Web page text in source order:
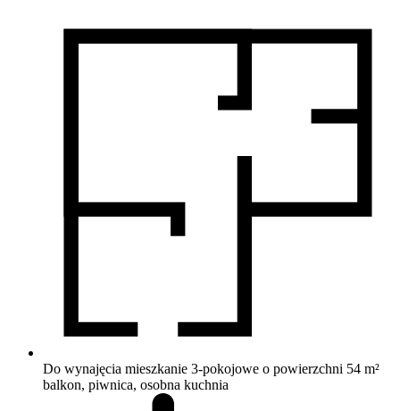
Do wynajęcia mieszkanie 3-pokojowe o powierzchni 54 m²
balkon, piwnica, osobna kuchnia